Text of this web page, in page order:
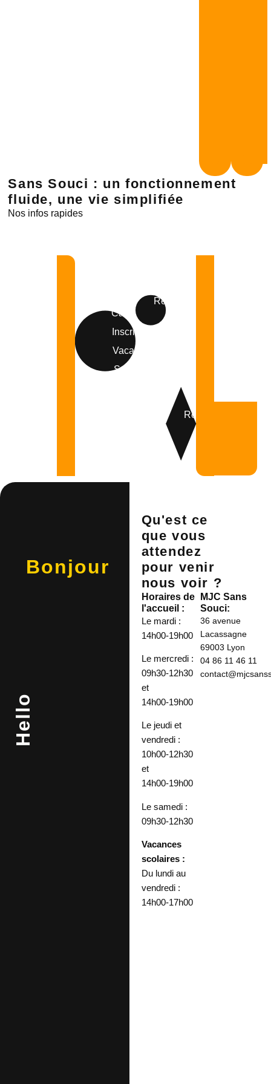
Sans Souci : un fonctionnement
fluide, une vie simplifiée
Nos infos rapides
Calendrier
Inscription
Vacances
Scolaires
Réglement
Réglement
Qu'est ce
que vous
attendez
pour venir
nous voir ?
Horaires de
l'accueil :
Le mardi :
14h00-19h00
Le mercredi :
09h30-12h30
et
14h00-19h00
Le jeudi et
vendredi :
10h00-12h30
et
14h00-19h00
Le samedi :
09h30-12h30
Vacances
scolaires :
Du lundi au
vendredi :
14h00-17h00
MJC Sans
Souci:
36 avenue
Lacassagne
69003 Lyon
04 86 11 46 11
Bonjour
Hello